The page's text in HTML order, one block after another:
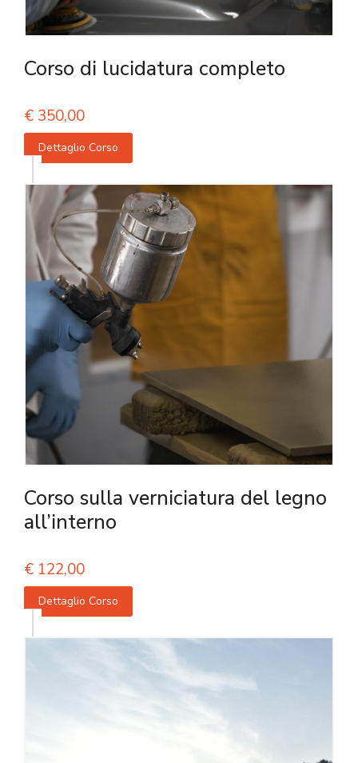
Corso di lucidatura completo
€ 350,00
Dettaglio Corso
Corso sulla verniciatura del legno
all’interno
€ 122,00
Dettaglio Corso